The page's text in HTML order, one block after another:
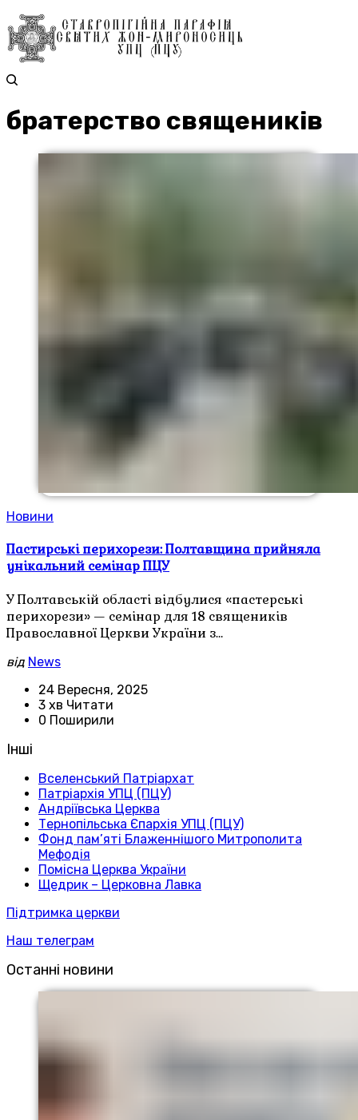
братерство священиків
Новини
Пастирські перихорези: Полтавщина прийняла
унікальний семінар ПЦУ
У Полтавській області відбулися «пастерські
перихорези» — семінар для 18 священиків
Православної Церкви України з…
від News
24 Вересня, 2025
3 хв Читати
0 Поширили
Інші
Вселенський Патріархат
Патріархія УПЦ (ПЦУ)
Андріївська Церква
Тернопільська Єпархія УПЦ (ПЦУ)
Фонд пам’яті Блаженнішого Митрополита
Мефодія
Помісна Церква України
Щедрик – Церковна Лавка
Підтримка церкви
Наш телеграм
Останні новини